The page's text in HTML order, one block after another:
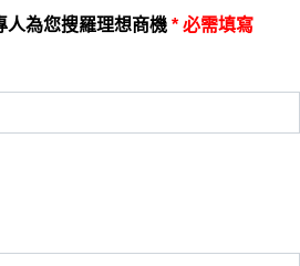
人為您搜羅理想商機 * 必需填寫